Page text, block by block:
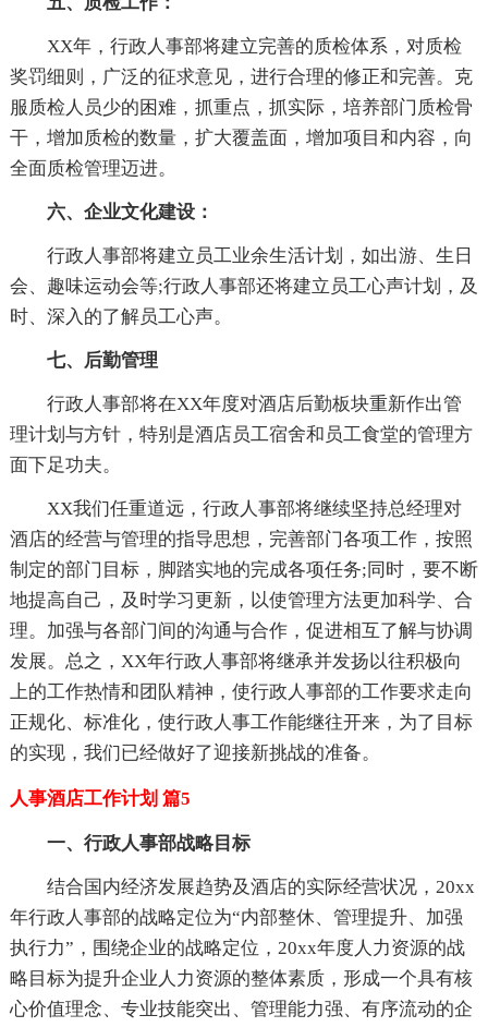
XX年，行政人事部将建立完善的质检体系，对质检
奖罚细则，广泛的征求意见，进行合理的修正和完善。克
服质检人员少的困难，抓重点，抓实际，培养部门质检骨
干，增加质检的数量，扩大覆盖面，增加项目和内容，向
全面质检管理迈进。
六、企业文化建设：
行政人事部将建立员工业余生活计划，如出游、生日
会、趣味运动会等;行政人事部还将建立员工心声计划，及
时、深入的了解员工心声。
七、后勤管理
行政人事部将在XX年度对酒店后勤板块重新作出管
理计划与方针，特别是酒店员工宿舍和员工食堂的管理方
面下足功夫。
XX我们任重道远，行政人事部将继续坚持总经理对
酒店的经营与管理的指导思想，完善部门各项工作，按照
制定的部门目标，脚踏实地的完成各项任务;同时，要不断
地提高自己，及时学习更新，以使管理方法更加科学、合
理。加强与各部门间的沟通与合作，促进相互了解与协调
发展。总之，XX年行政人事部将继承并发扬以往积极向
上的工作热情和团队精神，使行政人事部的工作要求走向
正规化、标准化，使行政人事工作能继往开来，为了目标
的实现，我们已经做好了迎接新挑战的准备。
人事酒店工作计划 篇5
一、行政人事部战略目标
结合国内经济发展趋势及酒店的实际经营状况，20xx
年行政人事部的战略定位为“内部整休、管理提升、加强
执行力”，围绕企业的战略定位，20xx年度人力资源的战
略目标为提升企业人力资源的整体素质，形成一个具有核
心价值理念、专业技能突出、管理能力强、有序流动的企